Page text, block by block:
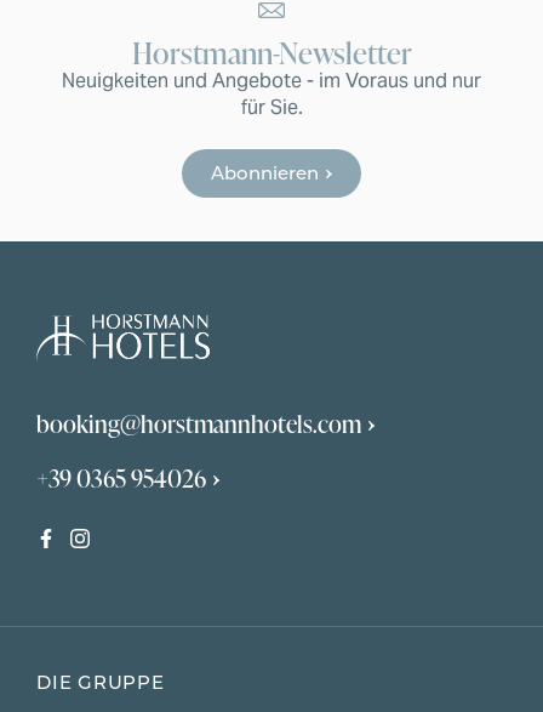
Horstmann-Newsletter
Neuigkeiten und Angebote - im Voraus und nur
für Sie.
Abonnieren
booking@horstmannhotels.com
+39 0365 954026
DIE GRUPPE